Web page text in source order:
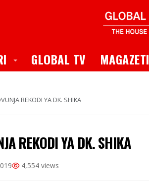
Toggle Dropdown
GLOBAL TV MAGAZETI
REKODI YA DK. SHIKA
REKODI YA DK. SHIKA
4,554 views